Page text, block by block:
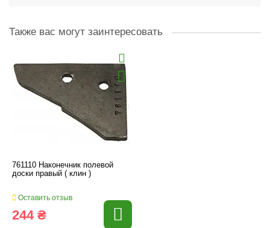
Также вас могут заинтересовать
761110 Наконечник полевой
доски правый ( клин )
Оставить отзыв
244 ₴